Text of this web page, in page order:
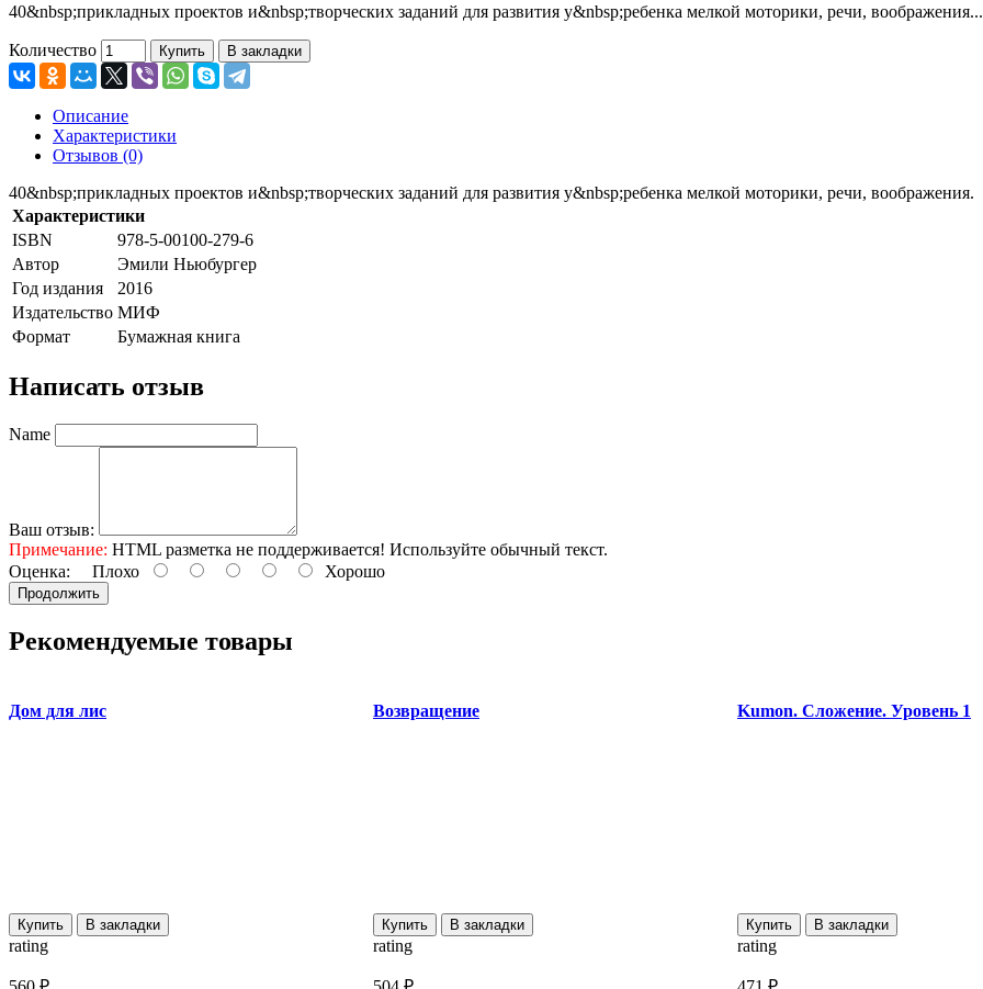
40&nbsp;прикладных проектов и&nbsp;творческих заданий для развития у&nbsp;ребенка мелкой моторики, речи, воображения...
Количество Купить В закладки
Описание
Характеристики
Отзывов (0)
40&nbsp;прикладных проектов и&nbsp;творческих заданий для развития у&nbsp;ребенка мелкой моторики, речи, воображения.
Характеристики
ISBN
978-5-00100-279-6
Автор
Эмили Ньюбургер
Год издания
2016
Издательство МИФ
Формат
Бумажная книга
Написать отзыв
Name
Ваш отзыв:
Примечание: HTML разметка не поддерживается! Используйте обычный текст.
Оценка: Плохо Хорошо
Продолжить
Рекомендуемые товары
Дом для лис
Купить В закладки
rating
Возвращение
Купить В закладки
rating
Kumon. Сложение. Уровень 1
Купить В закладки
rating